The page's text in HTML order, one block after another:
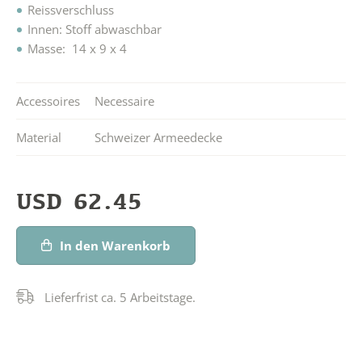
Reissverschluss
Innen: Stoff abwaschbar
Masse: 14 x 9 x 4
Accessoires Necessaire
Material Schweizer Armeedecke
USD 62.45
In den Warenkorb
Lieferfrist ca. 5 Arbeitstage.